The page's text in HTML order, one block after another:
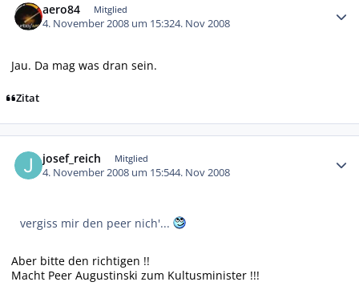
aero84 Mitglied
4. November 2008 um 15:324. Nov 2008
Jau. Da mag was dran sein.
Zitat
josef_reich Mitglied
4. November 2008 um 15:544. Nov 2008
vergiss mir den peer nich'...
Aber bitte den richtigen !!
Macht Peer Augustinski zum Kultusminister !!!